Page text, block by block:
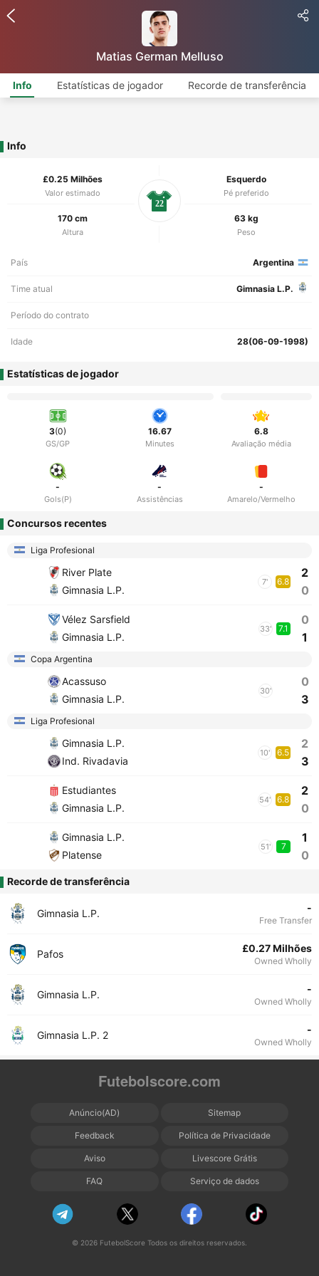
Matias German Melluso
Info Estatísticas de jogador Recorde de transferência
Info
£0.25 Milhões
Valor estimado
Esquerdo
Pé preferido
170 cm
Altura
63 kg
Peso
22
País Argentina
Time atual Gimnasia L.P.
Período do contrato
Idade 28(06-09-1998)
Estatísticas de jogador
3(0)
GS/GP
16.67
Minutes
6.8
Avaliação média
-
Gols(P)
-
Assistências
-
Amarelo/Vermelho
Concursos recentes
Liga Profesional
River Plate
Gimnasia L.P.
7' 6.8
2
0
Vélez Sarsfield
Gimnasia L.P.
33' 7.1
0
1
Copa Argentina
Acassuso
Gimnasia L.P.
30'
0
3
Liga Profesional
Gimnasia L.P.
Ind. Rivadavia
10' 6.5
2
3
Estudiantes
Gimnasia L.P.
54' 6.8
2
0
Gimnasia L.P.
Platense
51' 7
1
0
Recorde de transferência
Gimnasia L.P. -
Free Transfer
Pafos £0.27 Milhões
Owned Wholly
Gimnasia L.P. -
Owned Wholly
Gimnasia L.P. 2 -
Owned Wholly
Futebolscore.com
Anúncio(AD) Sitemap
Feedback Política de Privacidade
Aviso Livescore Grátis
FAQ Serviço de dados
© 2026 FutebolScore Todos os direitos reservados.